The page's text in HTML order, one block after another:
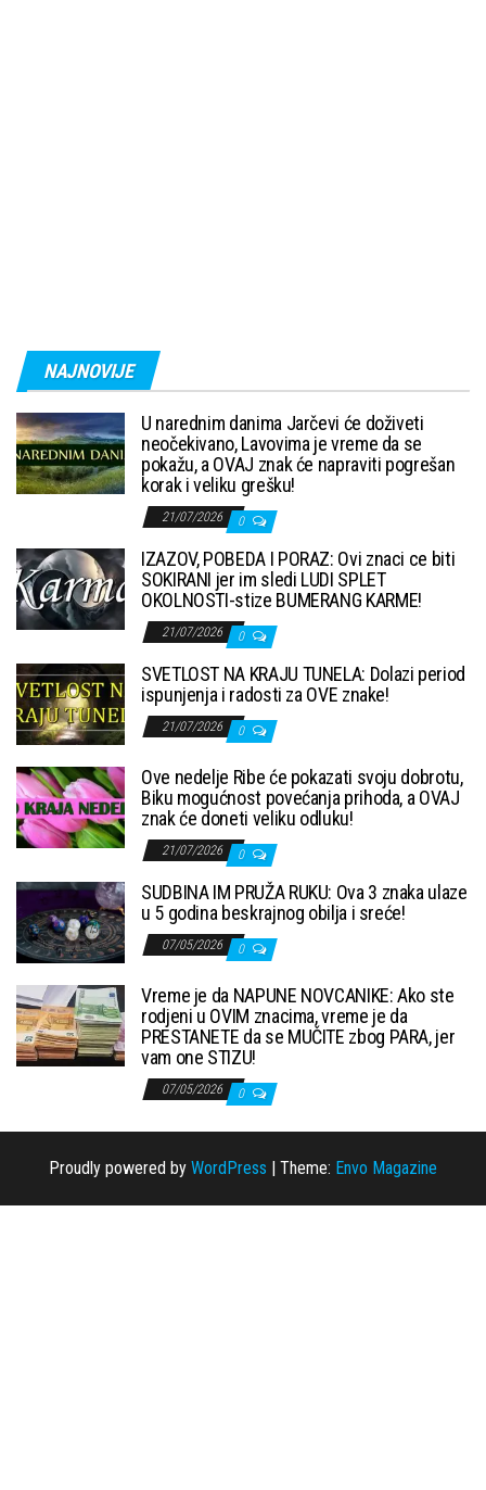
NAJNOVIJE
U narednim danima Jarčevi će doživeti
neočekivano, Lavovima je vreme da se
pokažu, a OVAJ znak će napraviti pogrešan
korak i veliku grešku!
21/07/2026 0
IZAZOV, POBEDA I PORAZ: Ovi znaci ce biti
SOKIRANI jer im sledi LUDI SPLET
OKOLNOSTI-stize BUMERANG KARME!
21/07/2026 0
SVETLOST NA KRAJU TUNELA: Dolazi period
ispunjenja i radosti za OVE znake!
21/07/2026 0
Ove nedelje Ribe će pokazati svoju dobrotu,
Biku mogućnost povećanja prihoda, a OVAJ
znak će doneti veliku odluku!
21/07/2026 0
SUDBINA IM PRUŽA RUKU: Ova 3 znaka ulaze
u 5 godina beskrajnog obilja i sreće!
07/05/2026 0
Vreme je da NAPUNE NOVCANIKE: Ako ste
rodjeni u OVIM znacima, vreme je da
PRESTANETE da se MUČITE zbog PARA, jer
vam one STIZU!
07/05/2026 0
Proudly powered by WordPress Theme: Envo Magazine